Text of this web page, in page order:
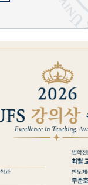
수업컨설팅
HUFS강의상
우수강의 사례
Teaching tips